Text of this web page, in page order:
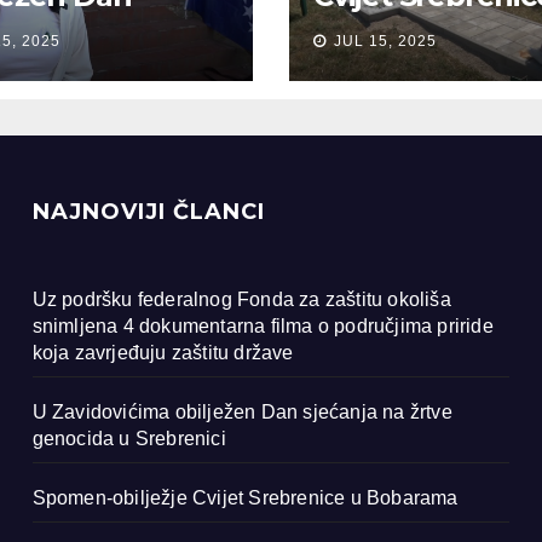
na žrtve
u
2025
Bobarama
JUL 15, 2025
NAJNOVIJI ČLANCI
Uz podršku federalnog Fonda za zaštitu okoliša
snimljena 4 dokumentarna filma o područjima priride
koja zavrjeđuju zaštitu države
U Zavidovićima obilježen Dan sjećanja na žrtve
genocida u Srebrenici
Spomen-obilježje Cvijet Srebrenice u Bobarama